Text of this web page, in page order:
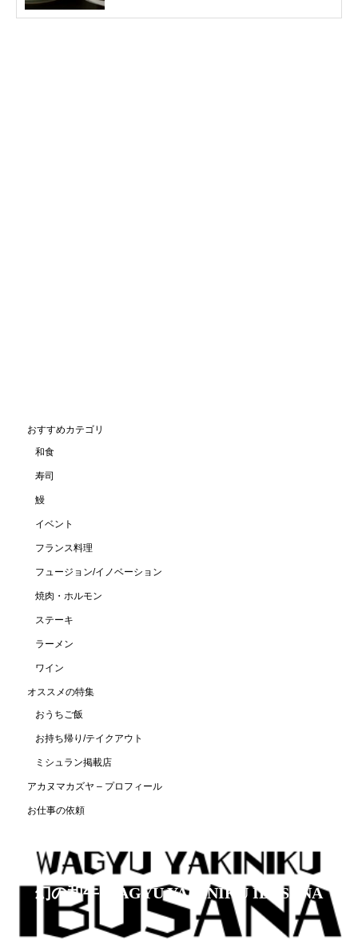
おすすめカテゴリ
和食
寿司
鰻
イベント
フランス料理
フュージョン/イノベーション
焼肉・ホルモン
ステーキ
ラーメン
ワイン
オススメの特集
おうちご飯
お持ち帰り/テイクアウト
ミシュラン掲載店
アカヌマカズヤ – プロフィール
お仕事の依頼
幻の和牛 WAGYU YAKINIKU IBUSANA